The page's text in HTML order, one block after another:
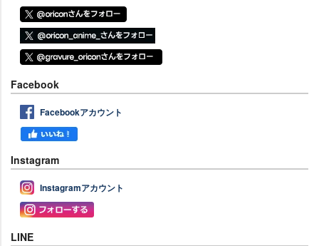
Facebook
Facebookアカウント
Instagram
Instagramアカウント
LINE